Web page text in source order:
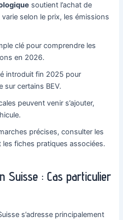
soutient l’achat de
selon le prix, les émissions
clé pour comprendre les
en 2026.
introduit fin 2025 pour
sur certains BEV.
peuvent venir s’ajouter,
précises, consulter les
fiches pratiques associées.
Suisse : Cas particulier
s’adresse principalement